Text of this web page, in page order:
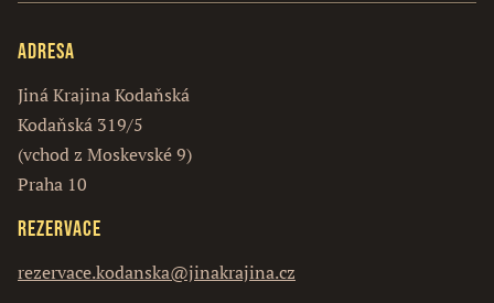
Adresa
Jiná Krajina Kodaňská
Kodaňská 319/5
(vchod z Moskevské 9)
Praha 10
Rezervace
rezervace.kodanska@jinakrajina.cz